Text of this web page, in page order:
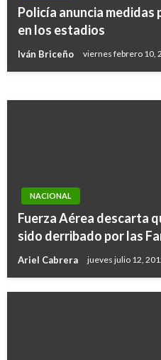
Policía anuncia
en los estadios
Iván Briceño viernes febrero 10,
Fiscalía realizará
dominio a bienes de
NACIONAL
Fuerza Aérea descarta
sido derribado por las
Ariel Cabrera jueves julio 12,